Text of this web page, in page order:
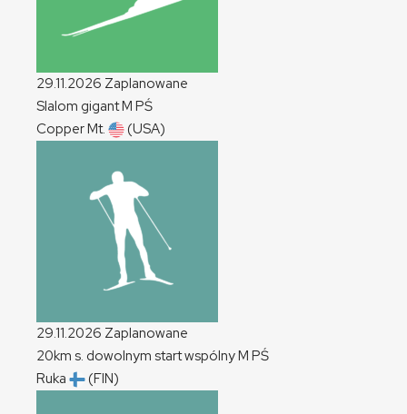
29.11.2026 Zaplanowane
Slalom gigantM PŚ
Copper Mt.
(USA)
29.11.2026 Zaplanowane
20km s. dowolnym start wspólnyM PŚ
Ruka
(FIN)